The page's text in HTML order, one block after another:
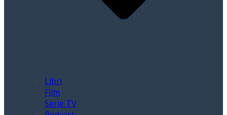
Libri
Film
Serie TV